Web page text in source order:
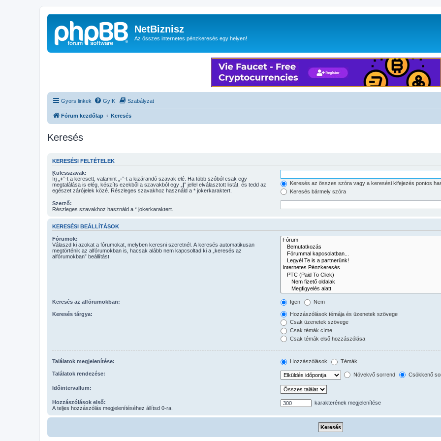
NetBiznisz
Az összes internetes pénzkeresés egy helyen!
Gyors linkek GyIK Szabályzat
Fórum kezdőlap Keresés
Keresés
KERESÉSI FELTÉTELEK
Kulcsszavak:
Írj „ +”-t a keresett, valamint „ -”-t a kizárandó szavak elé. Ha több szóból csak egy
megtalálása is elég, készíts ezekből a szavakból egy „ |” jellel elválasztott listát, és tedd az
egészet zárójelek közé. Részleges szavakhoz használd a * jokerkaraktert.
Keresés az összes szóra vagy a keresési kifejezés pontos
Keresés bármely szóra
Szerző:
Részleges szavakhoz használd a * jokerkaraktert.
KERESÉSI BEÁLLÍTÁSOK
Fórumok:
Válaszd ki azokat a fórumokat, melyben keresni szeretnél. A keresés automatikusan
megtörténik az alfórumokban is, hacsak alább nem kapcsoltad ki a „keresés az
alfórumokban” beállítást.
Keresés az alfórumokban: Igen Nem
Keresés tárgya:
Hozzászólások témája és üzenetek szövege
Csak üzenetek szövege
Csak témák címe
Csak témák első hozzászólása
Találatok megjelenítése: Hozzászólások Témák
Találatok rendezése: Növekvő sorrend Csökkenő
Időintervallum:
Hozzászólások első:
A teljes hozzászólás megjelenítéséhez állítsd 0-ra.
karakterének megjelenítése